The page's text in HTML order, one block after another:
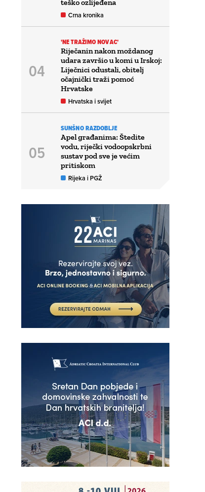
teško ozlijeđena
Crna kronika
'NE TRAŽIMO NOVAC'
Riječanin nakon moždanog
udara završio u komi u Irskoj:
Liječnici odustali, obitelj
očajnički traži pomoć
Hrvatske
Hrvatska i svijet
SUNŠNO RAZDOBLJE
Apel građanima: Štedite
vodu, riječki vodoopskrbni
sustav pod sve je većim
pritiskom
Rijeka i PGŽ